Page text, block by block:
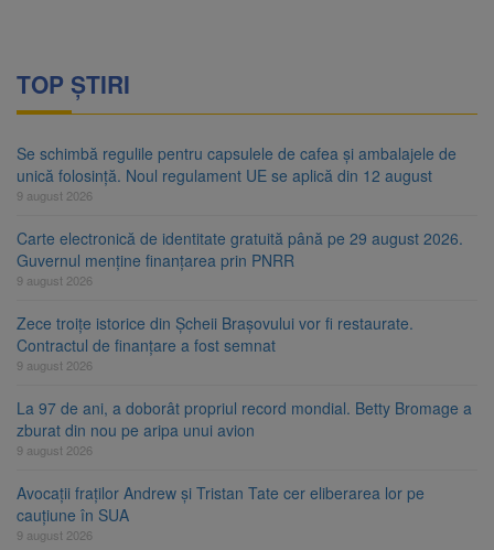
TOP ȘTIRI
Se schimbă regulile pentru capsulele de cafea și ambalajele de
unică folosință. Noul regulament UE se aplică din 12 august
9 august 2026
Carte electronică de identitate gratuită până pe 29 august 2026.
Guvernul menține finanțarea prin PNRR
9 august 2026
Zece troițe istorice din Șcheii Brașovului vor fi restaurate.
Contractul de finanțare a fost semnat
9 august 2026
La 97 de ani, a doborât propriul record mondial. Betty Bromage a
zburat din nou pe aripa unui avion
9 august 2026
Avocații fraților Andrew și Tristan Tate cer eliberarea lor pe
cauțiune în SUA
9 august 2026